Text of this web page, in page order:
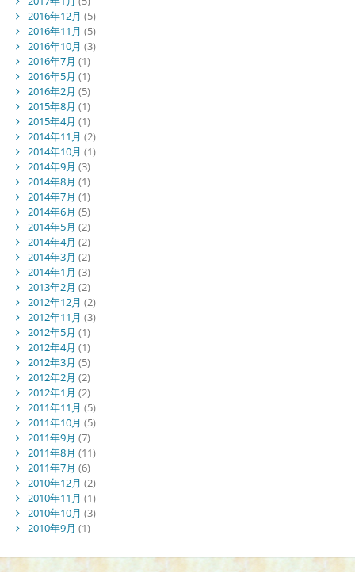
2016年12月 (5)
2016年11月 (5)
2016年10月 (3)
2016年7月 (1)
2016年5月 (1)
2016年2月 (5)
2015年8月 (1)
2015年4月 (1)
2014年11月 (2)
2014年10月 (1)
2014年9月 (3)
2014年8月 (1)
2014年7月 (1)
2014年6月 (5)
2014年5月 (2)
2014年4月 (2)
2014年3月 (2)
2014年1月 (3)
2013年2月 (2)
2012年12月 (2)
2012年11月 (3)
2012年5月 (1)
2012年4月 (1)
2012年3月 (5)
2012年2月 (2)
2012年1月 (2)
2011年11月 (5)
2011年10月 (5)
2011年9月 (7)
2011年8月 (11)
2011年7月 (6)
2010年12月 (2)
2010年11月 (1)
2010年10月 (3)
2010年9月 (1)